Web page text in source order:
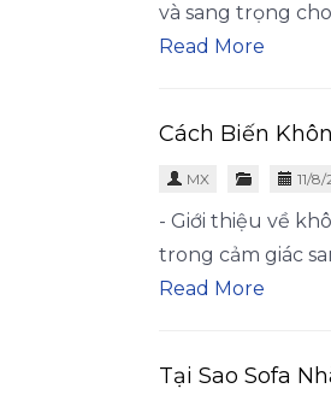
và sang trọng
Read More
Cách Biến
MX 11/
- Giới thiệu về
trong cảm giác
Read More
Tại Sao Sofa